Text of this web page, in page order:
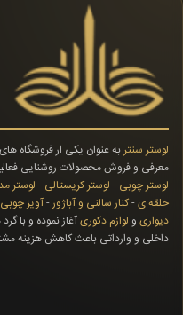
لوستر سنتربه عنوان یکی ار فروشگاه
معرفی و فروش محصولات روشنایی
لوستر چوبی - لوستر کریستالی -لوستر
حلقه ی-کنار سالنی و آباژور-آویز چوبی
دیواری و لوازم دکوریآغاز نموده و با
داخلی و وارداتی باعث کاهش هزینه